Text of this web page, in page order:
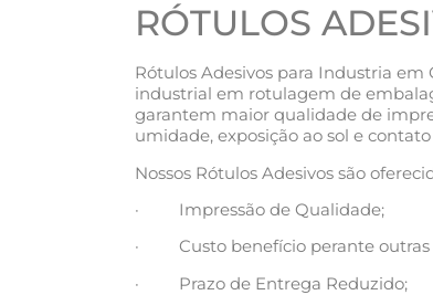
RÓTULOS
Rótulos Adesivos para Industria
industrial em rotulagem de
garantem maior qualidade de
umidade, exposição ao sol e
Nossos Rótulos Adesivos são
· Impressão de Qualidade;
· Custo benefício perante outras
· Prazo de Entrega Reduzido;